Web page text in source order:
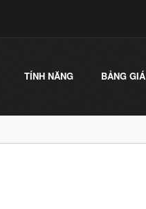
TÍNH NĂNG BẢNG GIÁ